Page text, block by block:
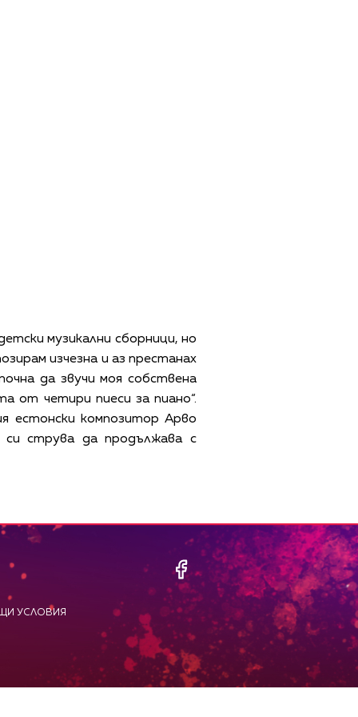
музикални сборници, но
изчезна и аз престанах
да звучи моя собствена
от четири пиеси за пиано“.
естонски композитор Арво
струва да продължава с
УСЛОВИЯ